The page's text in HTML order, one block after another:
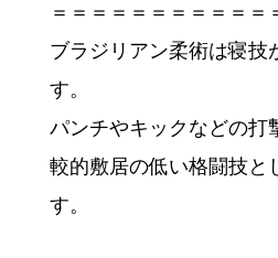
＝＝＝＝＝＝＝＝＝＝＝
ブラジリアン柔術は寝技
す。
パンチやキックなどの打
較的敷居の低い格闘技と
す。